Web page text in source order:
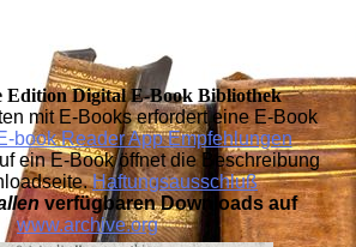
Edition Digital E-Book Bibliothek
mit E-Books erfordert eine E-Book
book Reader App Empfehlungen
ein E-Book öffnet die Beschreibung
Haftungsausschluß
verfügbaren Downloads auf
www.archive.org